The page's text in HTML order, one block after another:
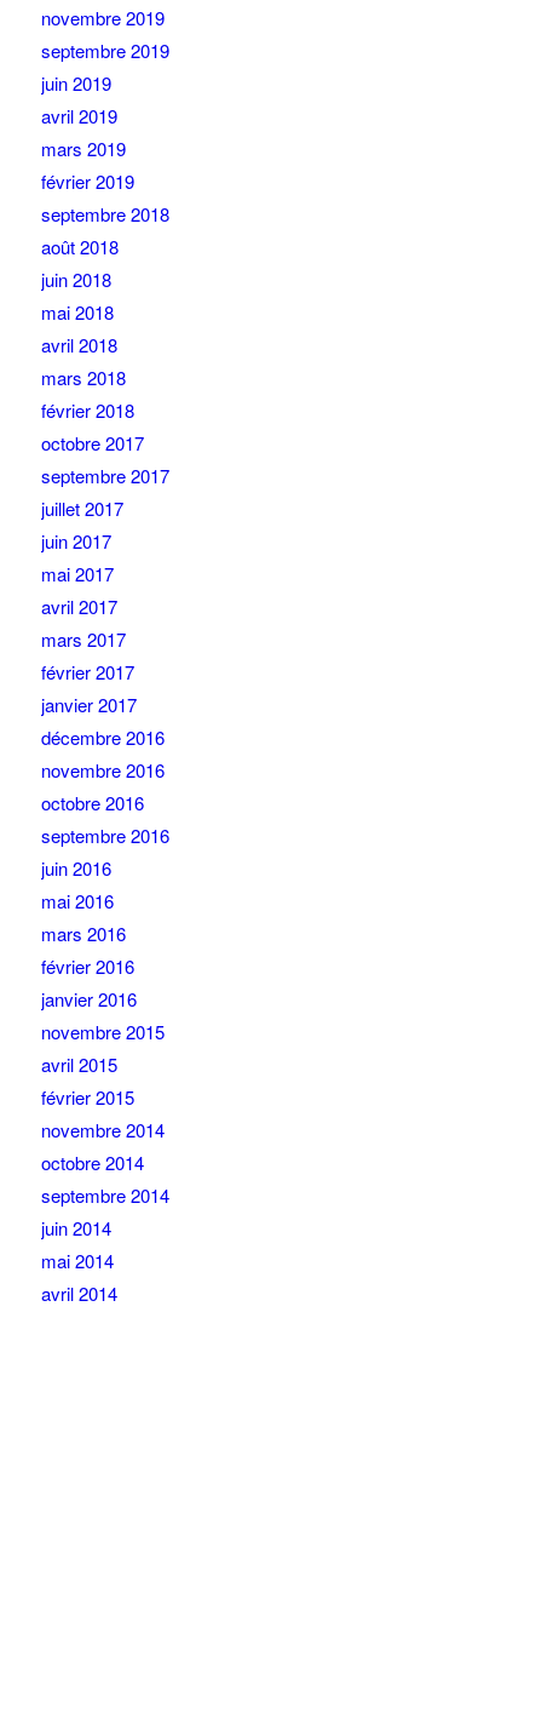
novembre 2019
septembre 2019
juin 2019
avril 2019
mars 2019
février 2019
septembre 2018
août 2018
juin 2018
mai 2018
avril 2018
mars 2018
février 2018
octobre 2017
septembre 2017
juillet 2017
juin 2017
mai 2017
avril 2017
mars 2017
février 2017
janvier 2017
décembre 2016
novembre 2016
octobre 2016
septembre 2016
juin 2016
mai 2016
mars 2016
février 2016
janvier 2016
novembre 2015
avril 2015
février 2015
novembre 2014
octobre 2014
septembre 2014
juin 2014
mai 2014
avril 2014